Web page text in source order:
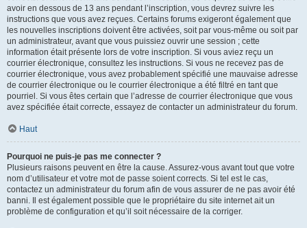
avoir en dessous de 13 ans pendant l’inscription, vous devrez suivre les
instructions que vous avez reçues. Certains forums exigeront également que
les nouvelles inscriptions doivent être activées, soit par vous-même ou soit par
un administrateur, avant que vous puissiez ouvrir une session ; cette
information était présente lors de votre inscription. Si vous aviez reçu un
courrier électronique, consultez les instructions. Si vous ne recevez pas de
courrier électronique, vous avez probablement spécifié une mauvaise adresse
de courrier électronique ou le courrier électronique a été filtré en tant que
pourriel. Si vous êtes certain que l’adresse de courrier électronique que vous
avez spécifiée était correcte, essayez de contacter un administrateur du forum.
Haut
Pourquoi ne puis-je pas me connecter ?
Plusieurs raisons peuvent en être la cause. Assurez-vous avant tout que votre
nom d’utilisateur et votre mot de passe soient corrects. Si tel est le cas,
contactez un administrateur du forum afin de vous assurer de ne pas avoir été
banni. Il est également possible que le propriétaire du site internet ait un
problème de configuration et qu’il soit nécessaire de la corriger.